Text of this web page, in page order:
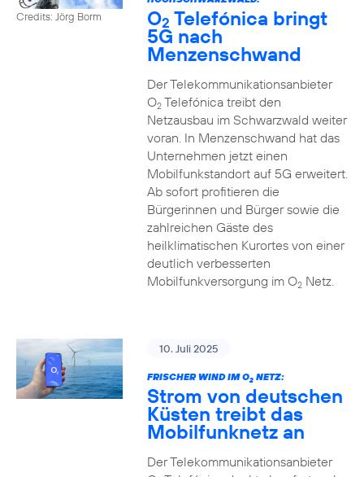
Credits: Jörg Borm O2 Telefónica bringt
5G nach
Menzenschwand
Der Telekommunikationsanbieter
O2Telefónica treibt den
Netzausbau im Schwarzwald weiter
voran. In Menzenschwand hat das
Unternehmen jetzt einen
Mobilfunkstandort auf 5G erweitert.
Ab sofort profitieren die
Bürgerinnen und Bürger sowie die
zahlreichen Gäste des
heilklimatischen Kurortes von einer
deutlich verbesserten
Mobilfunkversorgung im O2Netz.
10. Juli 2025
FRISCHER WIND IM O2NETZ:
Strom von deutschen
Küsten treibt das
Mobilfunknetz an
Der Telekommunikationsanbieter